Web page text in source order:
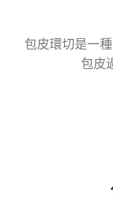
包皮環切是一
包皮